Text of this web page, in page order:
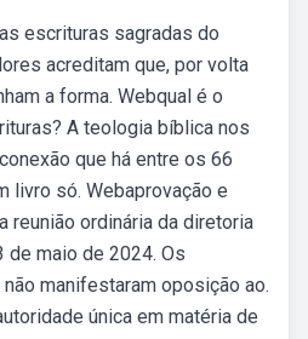
escrituras sagradas do
acreditam que, por volta
a forma. Webqual é o
A teologia bíblica nos
que há entre os 66
livro só. Webaprovação e
reunião ordinária da diretoria
de maio de 2024. Os
manifestaram oposição ao.
única em matéria de